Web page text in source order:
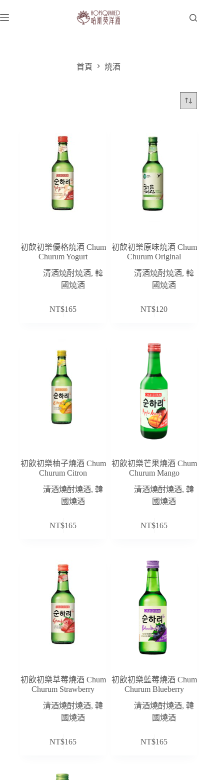
至
首頁 燒酒
初飲初樂優格燒酒 Chum
Churum Yogurt
清酒燒酎燒酒,韓
國燒酒
NT$165
初飲初樂原味燒酒 Chum
Churum Original
清酒燒酎燒酒,韓
國燒酒
NT$120
初飲初樂柚子燒酒 Chum
Churum Citron
清酒燒酎燒酒,韓
國燒酒
NT$165
初飲初樂芒果燒酒 Chum
Churum Mango
清酒燒酎燒酒,韓
國燒酒
NT$165
初飲初樂草莓燒酒 Chum
Churum Strawberry
清酒燒酎燒酒,韓
國燒酒
NT$165
初飲初樂藍莓燒酒 Chum
Churum Blueberry
清酒燒酎燒酒,韓
國燒酒
NT$165